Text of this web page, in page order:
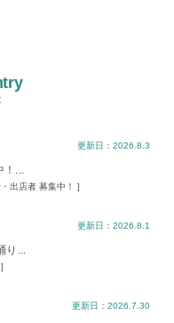
...
出店者 募集中！ ]
更新日：2026.8.3
...
更新日：2026.8.1
更新日：2026.7.30